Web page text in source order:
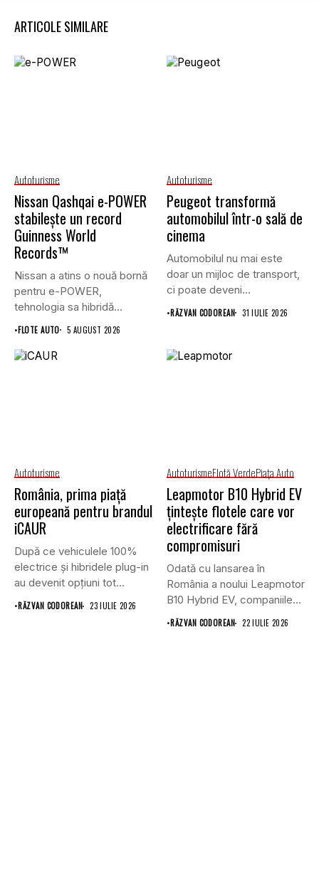
ARTICOLE SIMILARE
Autoturisme
Nissan Qashqai e-POWER
stabilește un record
Guinness World
Records™
Nissan a atins o nouă bornă
pentru e-POWER,
tehnologia sa hibridă
•FLOTE AUTO 5 AUGUST 2026
Autoturisme
Peugeot transformă
automobilul într-o sală de
cinema
Automobilul nu mai este
doar un mijloc de transport,
ci poate deveni...
•RĂZVAN CODOREAN 31 IULIE 2026
Autoturisme
România, prima piață
europeană pentru brandul
iCAUR
După ce vehiculele 100%
electrice și hibridele plug-in
au devenit opțiuni tot...
•RĂZVAN CODOREAN 23 IULIE 2026
AutoturismeFlotă VerdePiaţa Auto
Leapmotor B10 Hybrid EV
țintește flotele care vor
electrificare fără
compromisuri
Odată cu lansarea în
România a noului Leapmotor
B10 Hybrid EV, companiile...
•RĂZVAN CODOREAN 22 IULIE 2026